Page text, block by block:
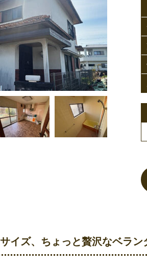
イズ、ちょっと贅沢なベラン